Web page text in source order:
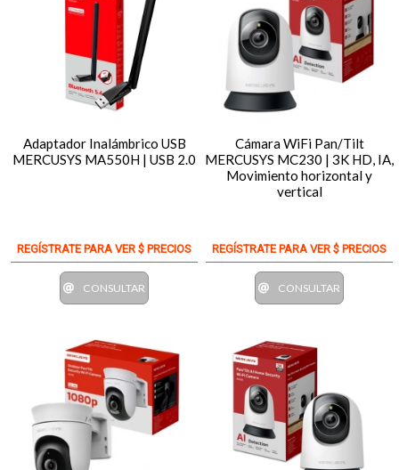
Adaptador Inalámbrico USB
MERCUSYS MA550H | USB 2.0
REGÍSTRATE PARA VER $ PRECIOS
CONSULTAR
Cámara WiFi Pan/Tilt
MERCUSYS MC230 | 3K HD, IA,
Movimiento horizontal y
vertical
REGÍSTRATE PARA VER $ PRECIOS
CONSULTAR